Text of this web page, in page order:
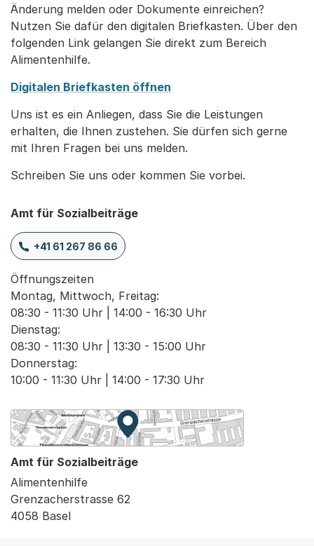
Änderung melden oder Dokumente einreichen?
Nutzen Sie dafür den digitalen Briefkasten. Über den
folgenden Link gelangen Sie direkt zum Bereich
Alimentenhilfe.
Digitalen Briefkasten öffnen
Uns ist es ein Anliegen, dass Sie die Leistungen
erhalten, die Ihnen zustehen. Sie dürfen sich gerne
mit Ihren Fragen bei uns melden.
Schreiben Sie uns oder kommen Sie vorbei.
Amt für Sozialbeiträge
+41 61 267 86 66
Öffnungszeiten
Montag, Mittwoch, Freitag:
08:30 - 11:30 Uhr | 14:00 - 16:30 Uhr
Dienstag:
08:30 - 11:30 Uhr | 13:30 - 15:00 Uhr
Donnerstag:
10:00 - 11:30 Uhr | 14:00 - 17:30 Uhr
Zur Karte von MapBS.
Externer Link, wird in einem
Amt für Sozialbeiträge
Alimentenhilfe
Grenzacherstrasse 62
4058 Basel